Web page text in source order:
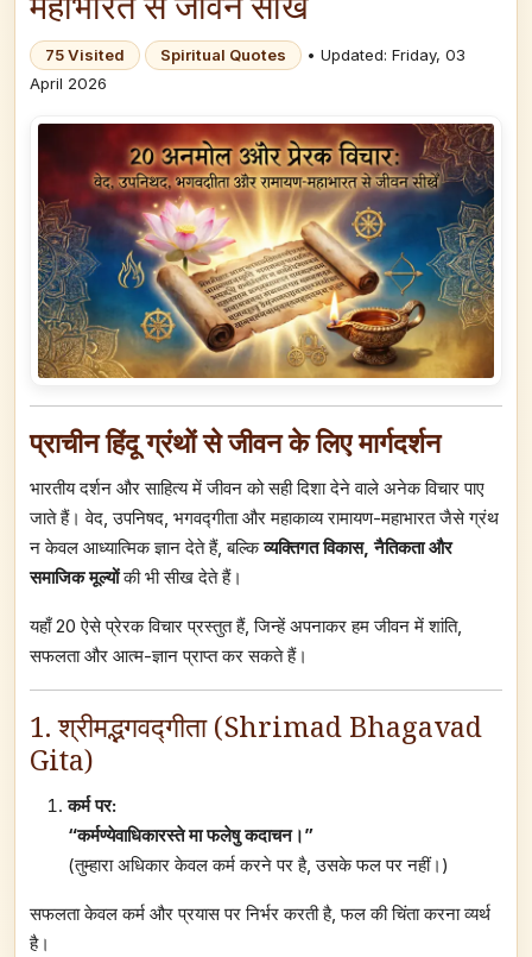
75 Visited Spiritual Quotes
• Updated: Friday, 03
April 2026
प्राचीन हिंदू ग्रंथों से जीवन के लिए मार्गदर्शन
भारतीय दर्शन और साहित्य में जीवन को सही दिशा देने वाले अनेक विचार पाए
जाते हैं। वेद, उपनिषद, भगवद्गीता और महाकाव्य रामायण-महाभारत जैसे ग्रंथ
न केवल आध्यात्मिक ज्ञान देते हैं, बल्किव्यक्तिगत विकास, नैतिकता और
समाजिक मूल्योंकी भी सीख देते हैं।
यहाँ 20 ऐसे प्रेरक विचार प्रस्तुत हैं, जिन्हें अपनाकर हम जीवन में शांति,
सफलता और आत्म-ज्ञान प्राप्त कर सकते हैं।
1. श्रीमद्भगवद्गीता (Shrimad Bhagavad
Gita)
कर्म पर:
“कर्मण्येवाधिकारस्ते मा फलेषु कदाचन।”
(तुम्हारा अधिकार केवल कर्म करने पर है, उसके फल पर नहीं।)
सफलता केवल कर्म और प्रयास पर निर्भर करती है, फल की चिंता करना व्यर्थ
है।